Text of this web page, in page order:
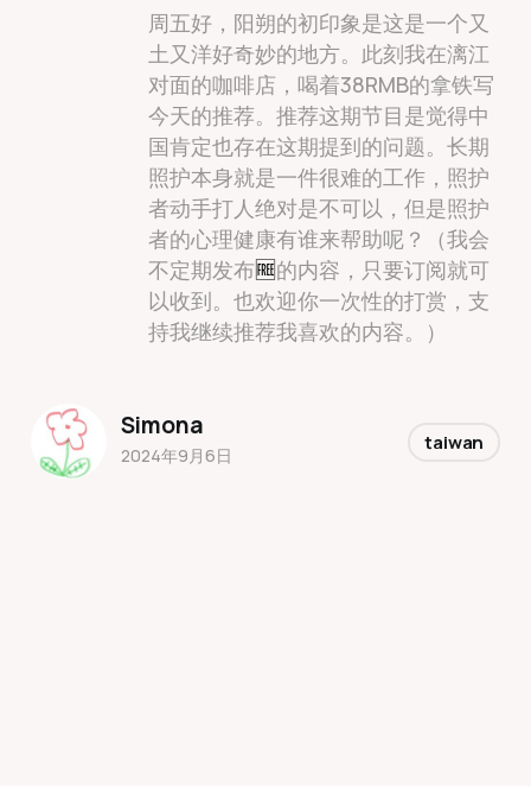
周五好，阳朔的初印象是这是一个又
土又洋好奇妙的地方。此刻我在漓江
对面的咖啡店，喝着38RMB的拿铁写
今天的推荐。推荐这期节目是觉得中
国肯定也存在这期提到的问题。长期
照护本身就是一件很难的工作，照护
者动手打人绝对是不可以，但是照护
者的心理健康有谁来帮助呢？（我会
不定期发布🆓的内容，只要订阅就可
以收到。也欢迎你一次性的打赏，支
持我继续推荐我喜欢的内容。）
Simona
2024年9月6日
taiwan